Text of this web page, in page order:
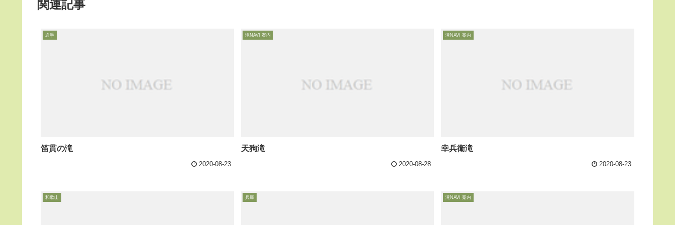
関連記事
岩手
笛貫の滝
2020-08-23
滝NAVI 案内
天狗滝
2020-08-28
滝NAVI 案内
幸兵衛滝
2020-08-23
和歌山 兵庫 滝NAVI 案内